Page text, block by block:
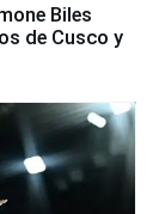
Biles
de Cusco y